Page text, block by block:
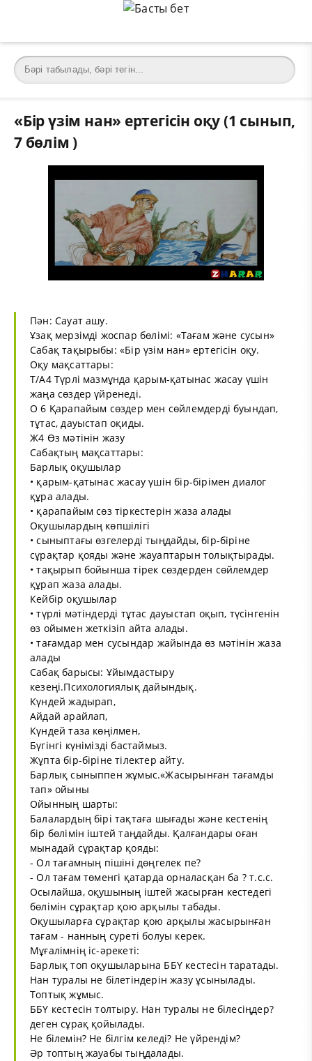
«Бір үзім нан» ертегісін оқу (1 сынып,
7 бөлім )
Пән: Сауат ашу.
Ұзақ мерзімді жоспар бөлімі: «Тағам және сусын»
Сабақ тақырыбы: «Бір үзім нан» ертегісін оқу.
Оқу мақсаттары:
Т/А4 Түрлі мазмұнда қарым-қатынас жасау үшін
жаңа сөздер үйренеді.
О 6 Қарапайым сөздер мен сөйлемдерді буындап,
тұтас, дауыстап оқиды.
Ж4 Өз мәтінін жазу
Сабақтың мақсаттары:
Барлық оқушылар
• қарым-қатынас жасау үшін бір-бірімен диалог
құра алады.
• қарапайым сөз тіркестерін жаза алады
Оқушылардың көпшілігі
• сыныптағы өзгелерді тыңдайды, бір-біріне
сұрақтар қояды және жауаптарын толықтырады.
• тақырып бойынша тірек сөздерден сөйлемдер
құрап жаза алады.
Кейбір оқушылар
• түрлі мәтіндерді тұтас дауыстап оқып, түсінгенін
өз ойымен жеткізіп айта алады.
• тағамдар мен сусындар жайында өз мәтінін жаза
алады
Сабақ барысы: Ұйымдастыру
кезеңі.Психологиялық дайындық.
Күндей жадырап,
Айдай арайлап,
Күндей таза көңілмен,
Бүгінгі күнімізді бастаймыз.
Жұпта бір-біріне тілектер айту.
Барлық сыныппен жұмыс.«Жасырынған тағамды
тап» ойыны
Ойынның шарты:
Балалардың бірі тақтаға шығады және кестенің
бір бөлімін іштей таңдайды. Қалғандары оған
мынадай сұрақтар қояды:
- Ол тағамның пішіні дөңгелек пе?
- Ол тағам төменгі қатарда орналасқан ба ? т.с.с.
Осылайша, оқушының іштей жасырған кестедегі
бөлімін сұрақтар қою арқылы табады.
Оқушыларға сұрақтар қою арқылы жасырынған
тағам - нанның суреті болуы керек.
Мұғалімнің іс-әрекеті:
Барлық топ оқушыларына ББҮ кестесін таратады.
Нан туралы не білетіндерін жазу ұсынылады.
Топтық жұмыс.
ББҮ кестесін толтыру. Нан туралы не білесіңдер?
деген сұрақ қойылады.
Не білемін? Не білгім келеді? Не үйрендім?
Әр топтың жауабы тыңдалады.